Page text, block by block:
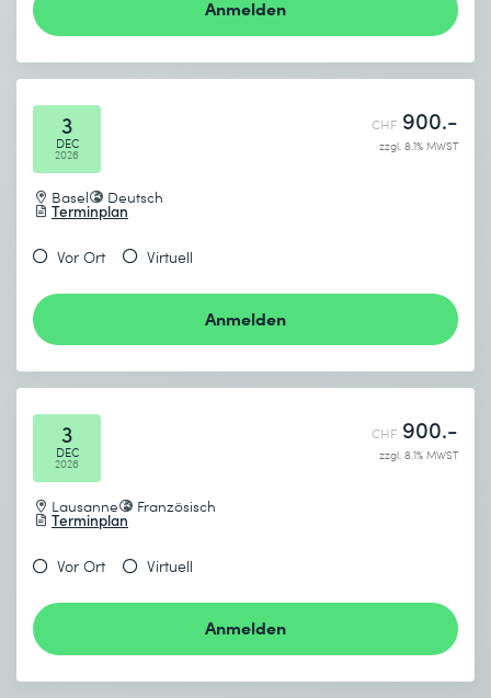
Anmelden
3
DEC
2026
Basel Deutsch
Terminplan
CHF 900.-
zzgl. 8.1% MWST
Vor Ort Virtuell
Anmelden
3
DEC
2026
Lausanne Französisch
Terminplan
CHF 900.-
zzgl. 8.1% MWST
Vor Ort Virtuell
Anmelden